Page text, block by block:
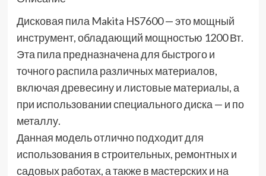
Дисковая пила Makita HS7600 — это мощный
инструмент, обладающий мощностью 1200 Вт.
Эта пила предназначена для быстрого и
точного распила различных материалов,
включая древесину и листовые материалы, а
при использовании специального диска — и по
металлу.
Данная модель отлично подходит для
использования в строительных, ремонтных и
садовых работах, а также в мастерских и на